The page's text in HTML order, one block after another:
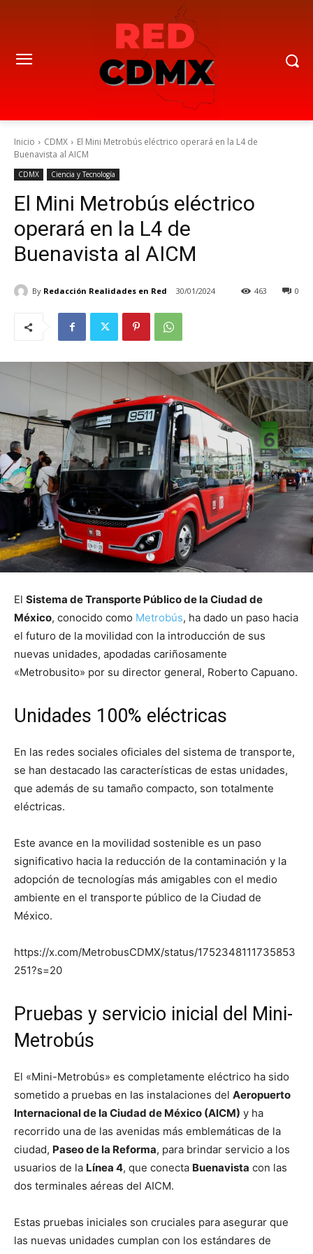
Inicio CDMX
El Mini Metrobús eléctrico operará en la L4 de
Buenavista al AICM
CDMX Ciencia y Tecnología
El Mini Metrobús eléctrico
operará en la L4 de
Buenavista al AICM
By Redacción Realidades en Red 30/01/2024 0
463
El Sistema de Transporte Público de la Ciudad de
México, conocido como Metrobús, ha dado un paso hacia
el futuro de la movilidad con la introducción de sus
nuevas unidades, apodadas cariñosamente
«Metrobusito» por su director general, Roberto Capuano.
Unidades 100% eléctricas
En las redes sociales oficiales del sistema de transporte,
se han destacado las características de estas unidades,
que además de su tamaño compacto, son totalmente
eléctricas.
Este avance en la movilidad sostenible es un paso
significativo hacia la reducción de la contaminación y la
adopción de tecnologías más amigables con el medio
ambiente en el transporte público de la Ciudad de
México.
https://x.com/MetrobusCDMX/status/1752348111735853
251?s=20
Pruebas y servicio inicial del Mini-
Metrobús
El «Mini-Metrobús» es completamente eléctrico ha sido
sometido a pruebas en las instalaciones del Aeropuerto
Internacional de la Ciudad de México (AICM) y ha
recorrido una de las avenidas más emblemáticas de la
ciudad, Paseo de la Reforma, para brindar servicio a los
usuarios de la Línea 4, que conecta Buenavista con las
dos terminales aéreas del AICM.
Estas pruebas iniciales son cruciales para asegurar que
las nuevas unidades cumplan con los estándares de